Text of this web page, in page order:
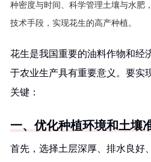
种密度与时间、科学管理土壤与水肥
技术手段，实现花生的高产种植。
花生是我国重要的油料作物和经
于农业生产具有重要意义。要实
关键：
一、优化种植环境和土壤
首先，选择土层深厚、排水良好